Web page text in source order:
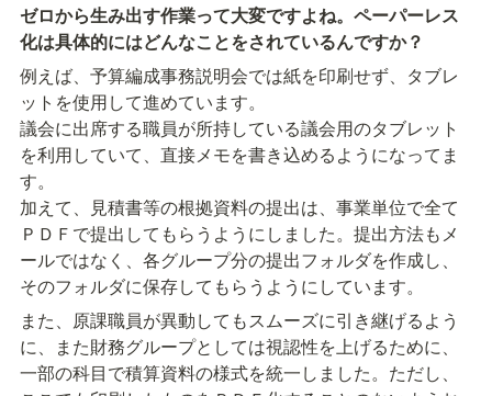
ゼロから生み出す作業って大変ですよね。ペーパーレス
化は具体的にはどんなことをされているんですか？
例えば、予算編成事務説明会では紙を印刷せず、タブレ
ットを使用して進めています。
議会に出席する職員が所持している議会用のタブレット
を利用していて、直接メモを書き込めるようになってま
す。
加えて、見積書等の根拠資料の提出は、事業単位で全て
ＰＤＦで提出してもらうようにしました。提出方法もメ
ールではなく、各グループ分の提出フォルダを作成し、
そのフォルダに保存してもらうようにしています。
また、原課職員が異動してもスムーズに引き継げるよう
に、また財務グループとしては視認性を上げるために、
一部の科目で積算資料の様式を統一しました。ただし、